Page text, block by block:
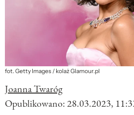
fot. Getty Images / kolaż Glamour.pl
Joanna Twaróg
Opublikowano:28.03.2023,